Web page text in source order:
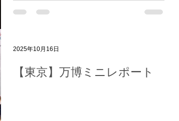
【東京】万博ミニレポート
2025年10月16日